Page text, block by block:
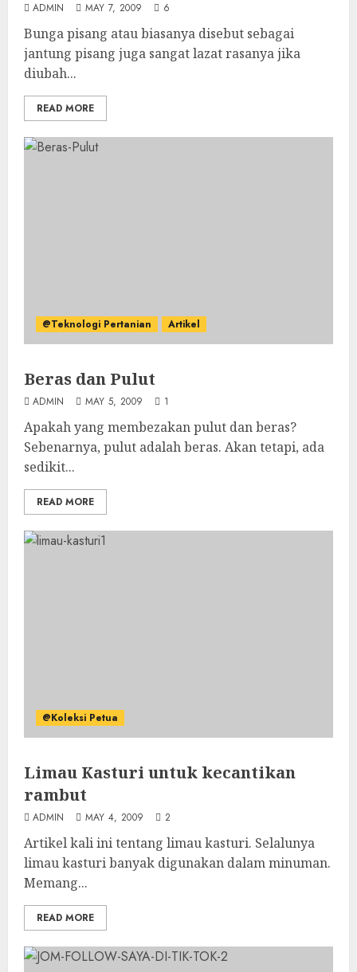
ADMIN MAY 7, 2009 6
Bunga pisang atau biasanya disebut sebagai
jantung pisang juga sangat lazat rasanya jika
diubah...
READ MORE
@Teknologi Pertanian Artikel
Beras dan Pulut
ADMIN MAY 5, 2009 1
Apakah yang membezakan pulut dan beras?
Sebenarnya, pulut adalah beras. Akan tetapi, ada
sedikit...
READ MORE
@Koleksi Petua
Limau Kasturi untuk kecantikan
rambut
ADMIN MAY 4, 2009 2
Artikel kali ini tentang limau kasturi. Selalunya
limau kasturi banyak digunakan dalam minuman.
Memang...
READ MORE